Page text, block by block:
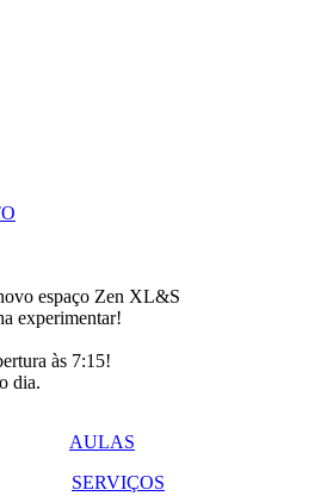
espaço Zen XL&S
experimentar!
às 7:15!
dia.
AULAS
SERVIÇOS